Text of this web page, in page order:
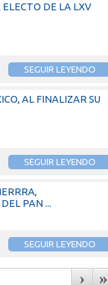
DE LA LXV
SEGUIR LEYENDO
AL FINALIZAR SU
SEGUIR LEYENDO
PAN ...
SEGUIR LEYENDO
› »